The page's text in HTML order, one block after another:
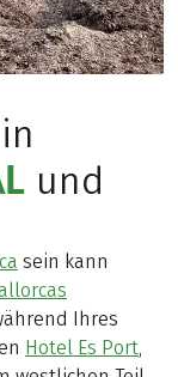
und
sein kann
Ihres
Hotel Es Port,